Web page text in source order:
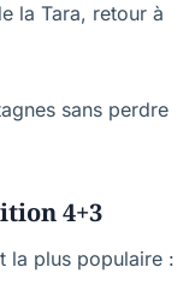
la Tara, retour à
sans perdre
4+3
la plus populaire :